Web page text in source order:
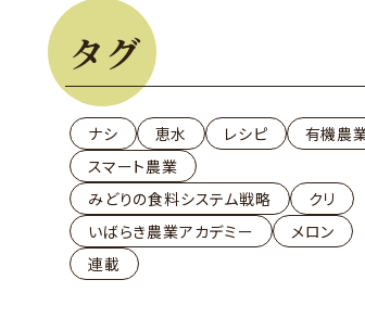
タグ
ナシ 恵水 レシピ
有機農
スマート農業
みどりの食料システム戦略
クリ
いばらき農業アカデミー
メロン
連載